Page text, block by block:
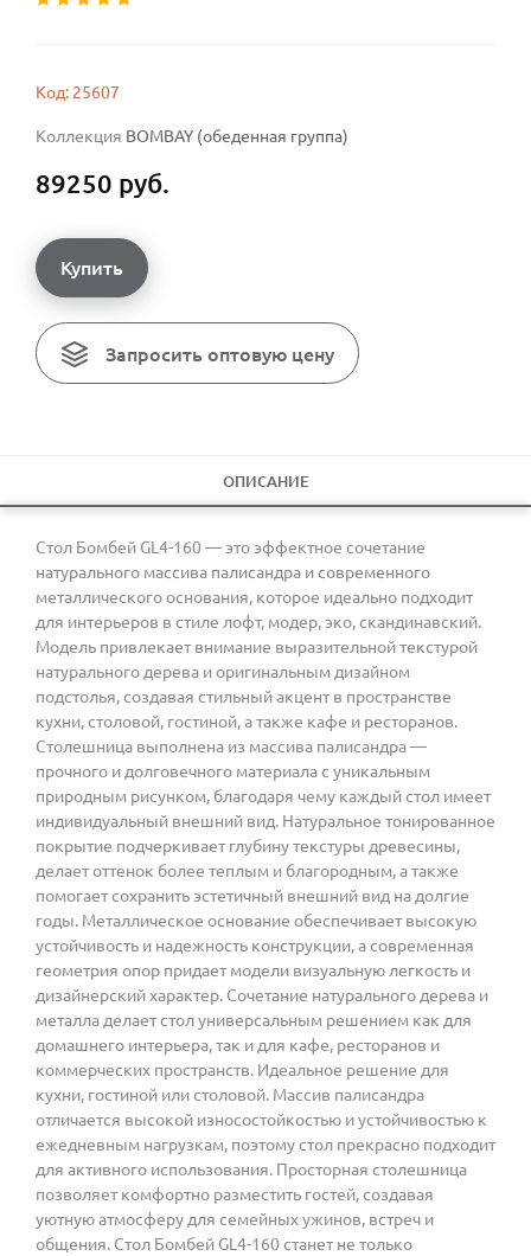
Код: 25607
Коллекция BOMBAY (обеденная группа)
89250 руб.
Купить
Запросить оптовую цену
ОПИСАНИЕ
Стол Бомбей GL4-160 — это эффектное сочетание
натурального массива палисандра и современного
металлического основания, которое идеально подходит
для интерьеров в стиле лофт, модер, эко, скандинавский.
Модель привлекает внимание выразительной текстурой
натурального дерева и оригинальным дизайном
подстолья, создавая стильный акцент в пространстве
кухни, столовой, гостиной, а также кафе и ресторанов.
Столешница выполнена из массива палисандра —
прочного и долговечного материала с уникальным
природным рисунком, благодаря чему каждый стол имеет
индивидуальный внешний вид. Натуральное тонированное
покрытие подчеркивает глубину текстуры древесины,
делает оттенок более теплым и благородным, а также
помогает сохранить эстетичный внешний вид на долгие
годы. Металлическое основание обеспечивает высокую
устойчивость и надежность конструкции, а современная
геометрия опор придает модели визуальную легкость и
дизайнерский характер. Сочетание натурального дерева и
металла делает стол универсальным решением как для
домашнего интерьера, так и для кафе, ресторанов и
коммерческих пространств. Идеальное решение для
кухни, гостиной или столовой. Массив палисандра
отличается высокой износостойкостью и устойчивостью к
ежедневным нагрузкам, поэтому стол прекрасно подходит
для активного использования. Просторная столешница
позволяет комфортно разместить гостей, создавая
уютную атмосферу для семейных ужинов, встреч и
общения. Стол Бомбей GL4-160 станет не только